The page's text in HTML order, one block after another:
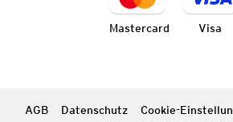
Mastercard Visa
AGB Datenschutz Cookie-